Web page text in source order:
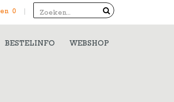
0
BESTELINFO WEBSHOP